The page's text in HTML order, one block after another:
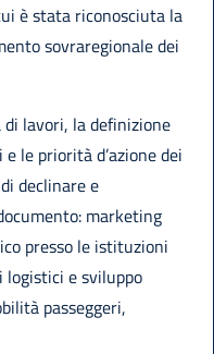
è stata riconosciuta la
sovraregionale dei
lavori, la definizione
le priorità d’azione dei
declinare e
marketing
presso le istituzioni
logistici e sviluppo
passeggeri,